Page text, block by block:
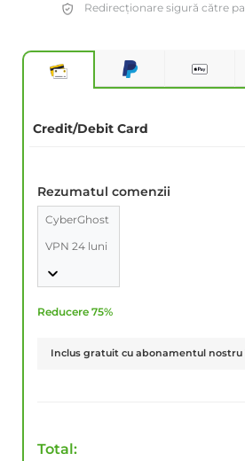
Redirecționare sigură către
Credit/Debit Card
Rezumatul comenzii
CyberGhost
VPN 24 luni
Reducere 75%
Inclus gratuit cu abonamentul nostru
Total: